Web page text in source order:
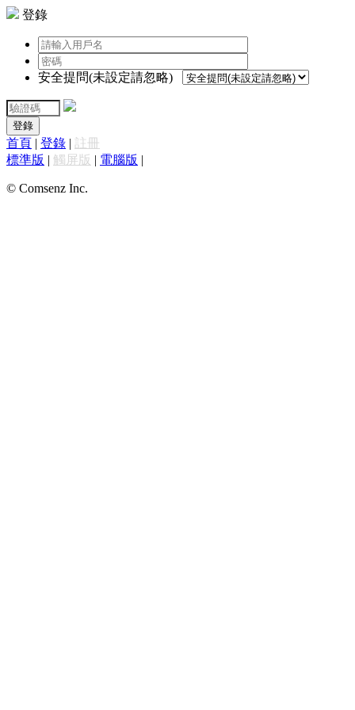
登錄
安全提問(未設定請忽略)
登錄
首頁 | 登錄 | 註冊
標準版 | 觸屏版 | 電腦版 |
© Comsenz Inc.